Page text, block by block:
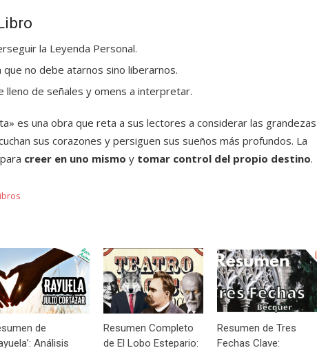
la Leyenda Personal.
que no debe atarnos sino liberarnos.
lleno de señales y omens a interpretar.
es una obra que reta a sus lectores a considerar las grandezas
sus corazones y persiguen sus sueños más profundos. La
creer en uno mismo y tomar control del propio destino.
de
Análisis
Resumen Completo
de El Lobo Estepario:
Resumen de Tres
Fechas Clave: